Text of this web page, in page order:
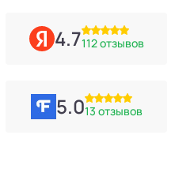
4.7112 отзывов
5.013 отзывов